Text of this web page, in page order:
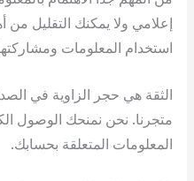
إعلامي ولا يمكنك التقليل من
استخدام المعلومات
الثقة هي حجر الزاوية في
متجرنا. نحن نمنحك الوصول
المعلومات المتعلقة بحسابك.